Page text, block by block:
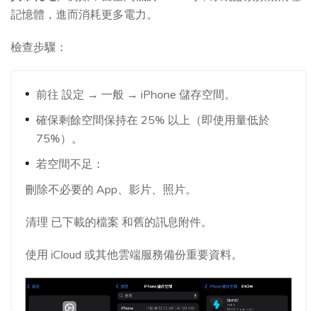
記憶體，進而消耗更多電力。
檢查步驟：
前往 設定 → 一般 → iPhone 儲存空間。
確保剩餘空間保持在 25% 以上（即使用量低於
75%）。
若空間不足：
刪除不必要的 App、影片、照片。
清理 已下載的檔案 和舊的訊息附件。
使用 iCloud 或其他雲端服務備份重要資料。